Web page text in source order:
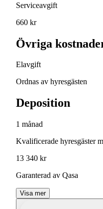
Serviceavgift
660 kr
Övriga
Elavgift
Ordnas av hyresgästen
Deposition
1 månad
Kvalificerade hyresgäster
13 340 kr
Garanterad av Qasa
Visa mer